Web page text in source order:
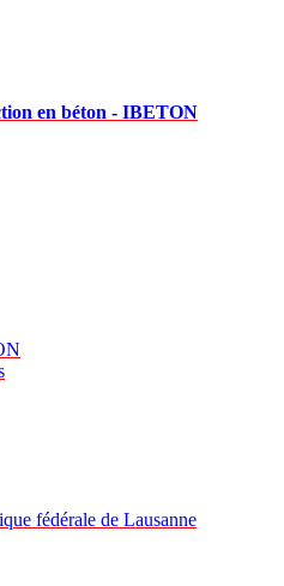
en béton - IBETON